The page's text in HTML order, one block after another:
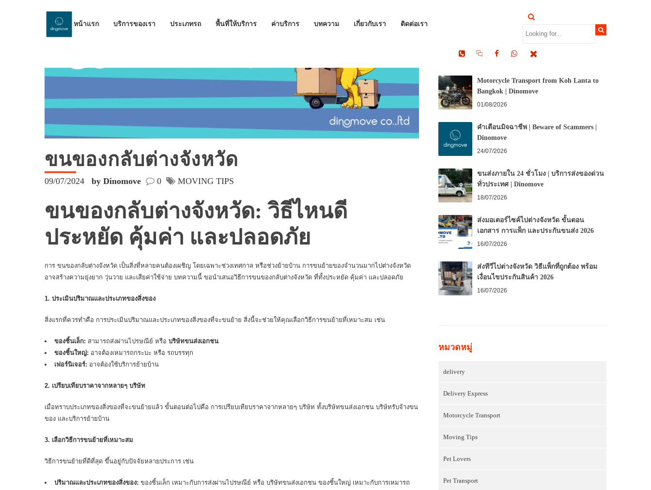
หน้าแรก บริการของเรา ประเภทรถ พื้นที่ให้บริการ ค่าบริการ บทความ เกี่ยวกับเรา ติดต่อเรา
ขนของกลับต่างจังหวัด
09/07/2024 by Dinomove 0 MOVING TIPS
ขนของกลับต่างจังหวัด: วิธีไหนดี
ประหยัด คุ้มค่า และปลอดภัย
การ ขนของกลับต่างจังหวัด เป็นสิ่งที่หลายคนต้องเผชิญ โดยเฉพาะช่วงเทศกาล หรือช่วงย้ายบ้าน การขนย้ายของจำนวนมากไปต่างจังหวัด
อาจสร้างความยุ่งยาก วุ่นวาย และเสียค่าใช้จ่าย บทความนี้ ขอนำเสนอวิธีการขนของกลับต่างจังหวัด ที่ทั้งประหยัด คุ้มค่า และปลอดภัย
1. ประเมินปริมาณและประเภทของสิ่งของ
สิ่งแรกที่ควรทำคือ การประเมินปริมาณและประเภทของสิ่งของที่จะขนย้าย สิ่งนี้จะช่วยให้คุณเลือกวิธีการขนย้ายที่เหมาะสม เช่น
ของชิ้นเล็ก: สามารถส่งผ่านไปรษณีย์ หรือ บริษัทขนส่งเอกชน
ของชิ้นใหญ่: อาจต้องเหมารถกระบะ หรือ รถบรรทุก
เฟอร์นิเจอร์: อาจต้องใช้บริการย้ายบ้าน
2. เปรียบเทียบราคาจากหลายๆ บริษัท
เมื่อทราบประเภทของสิ่งของที่จะขนย้ายแล้ว ขั้นตอนต่อไปคือ การเปรียบเทียบราคาจากหลายๆ บริษัท ทั้งบริษัทขนส่งเอกชน บริษัทรับจ้างขน
ของ และบริการย้ายบ้าน
3. เลือกวิธีการขนย้ายที่เหมาะสม
วิธีการขนย้ายที่ดีที่สุด ขึ้นอยู่กับปัจจัยหลายประการ เช่น
ปริมาณและประเภทของสิ่งของ: ของชิ้นเล็ก เหมาะกับการส่งผ่านไปรษณีย์ หรือ บริษัทขนส่งเอกชน ของชิ้นใหญ่ เหมาะกับการเหมารถ
RECENT POSTS
Motorcycle Transport from Koh Lanta to
Bangkok | Dinomove
01/08/2026
คำเตือนมิจฉาชีพ | Beware of Scammers |
Dinomove
24/07/2026
ขนส่งภายใน 24 ชั่วโมง | บริการส่งของด่วน
ทั่วประเทศ | Dinomove
18/07/2026
ส่งมอเตอร์ไซค์ไปต่างจังหวัด ขั้นตอน
เอกสาร การแพ็ก และประกันขนส่ง 2026
16/07/2026
ส่งทีวีไปต่างจังหวัด วิธีแพ็กที่ถูกต้อง พร้อม
เงื่อนไขประกันสินค้า 2026
16/07/2026
หมวดหมู่
delivery
Delivery Express
Motorcycle Transport
Moving Tips
Pet Lovers
Pet Transport